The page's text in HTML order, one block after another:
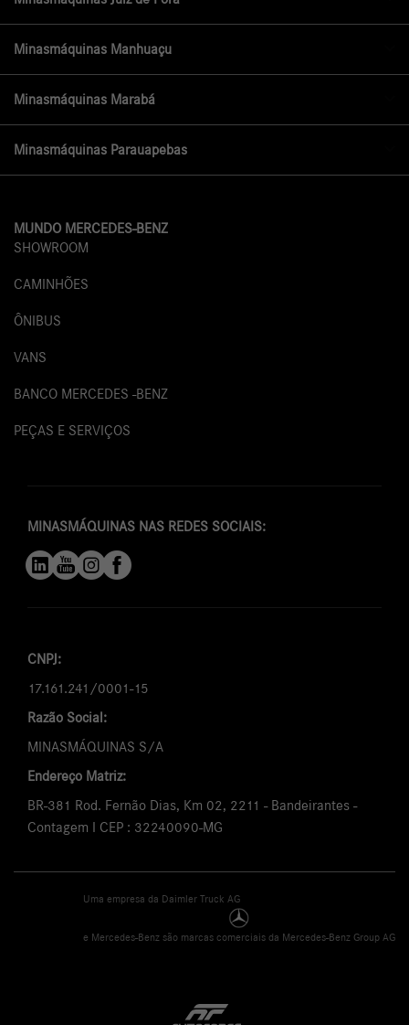
Minasmáquinas Manhuaçu
Minasmáquinas Marabá
Minasmáquinas Parauapebas
MUNDO MERCEDES-BENZ
SHOWROOM
CAMINHÕES
ÔNIBUS
VANS
BANCO MERCEDES -BENZ
PEÇAS E SERVIÇOS
MINASMÁQUINAS NAS REDES SOCIAIS:
CNPJ:
17.161.241/0001-15
Razão Social:
MINASMÁQUINAS S/A
Endereço Matriz:
BR-381 Rod. Fernão Dias, Km 02, 2211 - Bandeirantes -
Contagem I CEP : 32240090-MG
Uma empresa da Daimler Truck AG
e Mercedes-Benz são marcas comerciais da Mercedes-Benz Group AG